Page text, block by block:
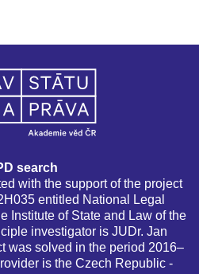
search
with the support of the project
entitled National Legal
Institute of State and Law of the
investigator is JUDr. Jan
was solved in the period 2016–
is the Czech Republic -